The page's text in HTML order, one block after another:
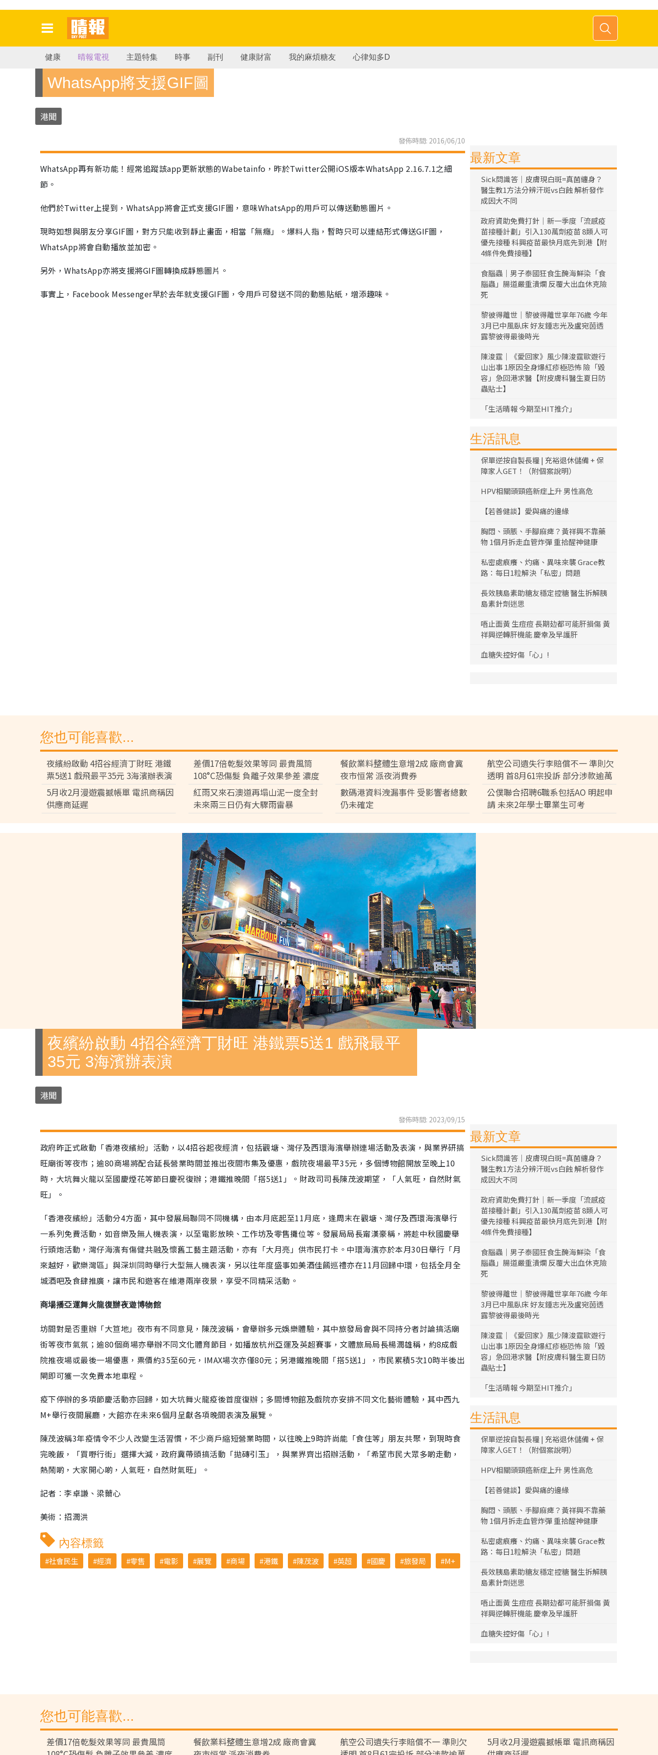
健康 晴報電視 主題特集 時事 副刊 健康財富 我的麻煩糖友 心律知多D
WhatsApp將支援GIF圖
港聞
發佈時間: 2016/06/10
WhatsApp再有新功能！經常追蹤該app更新狀態的Wabetainfo，昨於Twitter公開iOS版本WhatsApp 2.16.7.1之細
節。
他們於Twitter上提到，WhatsApp將會正式支援GIF圖，意味WhatsApp的用戶可以傳送動態圖片。
現時如想與朋友分享GIF圖，對方只能收到靜止畫面，相當「無癮」。爆料人指，暫時只可以連結形式傳送GIF圖，
WhatsApp將會自動播放並加密。
另外，WhatsApp亦將支援將GIF圖轉換成靜態圖片。
事實上，Facebook Messenger早於去年就支援GIF圖，令用戶可發送不同的動態貼紙，增添趣味。
最新文章
Sick問識答｜皮膚現白斑=真菌纏身？
醫生教1方法分辨汗斑vs白蝕 解析發作
成因大不同
政府資助免費打針｜新一季度「流感疫
苗接種計劃」引入130萬劑疫苗 8類人可
優先接種 科興疫苗最快月底先到港【附
4條件免費接種】
食腦蟲｜男子泰國狂食生醃海鮮染「食
腦蟲」腸道嚴重潰爛 反覆大出血休克險
死
黎彼得離世｜黎彼得離世享年76歲 今年
3月已中風臥床 好友鍾志光及盧宛茵透
露黎彼得最後時光
陳浚霆｜《愛回家》風少陳浚霆歐遊行
山出事 1原因全身爆紅疹極恐怖 險「毀
容」急回港求醫【附皮膚科醫生夏日防
蟲貼士】
「生活晴報 今期至HIT推介」
生活訊息
保單逆按自製長糧 | 充裕退休儲備 + 保
障家人GET！（附個案說明）
HPV相關頭頸癌新症上升 男性高危
【若善健談】愛與痛的邊緣
胸悶、頭脹、手腳麻痺？黃祥興不靠藥
物 1個月拆走血管炸彈 重拾醒神健康
私密處痕癢、灼痛、異味來襲 Grace教
路：每日1粒解決「私密」問題
長效胰島素助糖友穩定控糖 醫生拆解胰
島素針劑迷思
唔止面黃 生痘痘 長期攰都可能肝損傷 黃
祥興逆轉肝機能 慶幸及早護肝
血糖失控好傷「心」!
您也可能喜歡...
夜繽紛啟動 4招谷經濟丁財旺 港鐵
票5送1 戲飛最平35元 3海濱辦表演
差價17倍乾髮效果等同 最貴風筒
108°C恐傷髮 負離子效果參差 濃度
差逾百倍
餐飲業料整體生意增2成 廠商會冀
夜市恒常 派夜消費券
航空公司遺失行李賠償不一 準則欠
透明 首8月61宗投訴 部分涉款逾萬
元
5月收2月漫遊震撼帳單 電訊商稱因
供應商延遲
紅雨又來石澳道再塌山泥一度全封
未來兩三日仍有大驟雨雷暴
數碼港資料洩漏事件 受影響者總數
仍未確定
公僕聯合招聘6職系包括AO 明起申
請 未來2年學士畢業生可考
夜繽紛啟動 4招谷經濟丁財旺 港鐵票5送1 戲飛最平
35元 3海濱辦表演
港聞
發佈時間: 2023/09/15
政府昨正式啟動「香港夜繽紛」活動，以4招谷起夜經濟，包括觀塘、灣仔及西環海濱舉辦連場活動及表演，與業界研搞
旺廟街等夜市；逾80商場將配合延長營業時間並推出夜間市集及優惠，戲院夜場最平35元，多個博物館開放至晚上10
時，大坑舞火龍以至國慶煙花等節日慶祝復辦；港鐵推晚間「搭5送1」。財政司司長陳茂波期望，「人氣旺，自然財氣
旺」。
「香港夜繽紛」活動分4方面，其中發展局聯同不同機構，由本月底起至11月底，逢周末在觀塘、灣仔及西環海濱舉行
一系列免費活動，如音樂及無人機表演，以至電影放映、工作坊及零售攤位等。發展局局長甯漢豪稱，將趁中秋國慶舉
行頭炮活動，灣仔海濱有傷健共融及懷舊工藝主題活動，亦有「大月亮」供市民打卡。中環海濱亦於本月30日舉行「月
來越好，歡樂灣區」與深圳同時舉行大型無人機表演，另以往年度盛事如美酒佳餚巡禮亦在11月回歸中環，包括全月全
城酒吧及食肆推廣，讓市民和遊客在維港兩岸夜景，享受不同精采活動。
商場播亞運舞火龍復辦夜遊博物館
坊間對是否重辦「大笪地」夜市有不同意見，陳茂波稱，會舉辦多元娛樂體驗，其中旅發局會與不同持分者討論搞活廟
街等夜市氣氛；逾80個商場亦舉辦不同文化體育節目，如播放杭州亞運及英超賽事，文體旅局局長楊潤雄稱，約8成戲
院推夜場或最後一場優惠，票價約35至60元，IMAX場次亦僅80元；另港鐵推晚間「搭5送1」，市民累積5次10時半後出
閘即可獲一次免費本地車程。
疫下停辦的多項節慶活動亦回歸，如大坑舞火龍疫後首度復辦；多間博物館及戲院亦安排不同文化藝術體驗，其中西九
M+舉行夜間展廳，大館亦在未來6個月呈獻各項晚間表演及展覽。
陳茂波稱3年疫情令不少人改變生活習慣，不少商戶縮短營業時間，以往晚上9時許尚能「食住等」朋友共聚，到現時食
完晚飯，「買嘢行街」選擇大減，政府冀帶頭搞活動「拋磚引玉」，與業界齊出招辦活動，「希望市民大眾多啲走動，
熱鬧啲，大家開心啲，人氣旺，自然財氣旺」。
記者︰李卓謙、梁薾心
美術：招潤洪
內容標籤
社會民生 經濟 零售 電影 展覽 商場 港鐵 陳茂波 英超 國慶 旅發局 M+
最新文章
Sick問識答｜皮膚現白斑=真菌纏身？
醫生教1方法分辨汗斑vs白蝕 解析發作
成因大不同
政府資助免費打針｜新一季度「流感疫
苗接種計劃」引入130萬劑疫苗 8類人可
優先接種 科興疫苗最快月底先到港【附
4條件免費接種】
食腦蟲｜男子泰國狂食生醃海鮮染「食
腦蟲」腸道嚴重潰爛 反覆大出血休克險
死
黎彼得離世｜黎彼得離世享年76歲 今年
3月已中風臥床 好友鍾志光及盧宛茵透
露黎彼得最後時光
陳浚霆｜《愛回家》風少陳浚霆歐遊行
山出事 1原因全身爆紅疹極恐怖 險「毀
容」急回港求醫【附皮膚科醫生夏日防
蟲貼士】
「生活晴報 今期至HIT推介」
生活訊息
保單逆按自製長糧 | 充裕退休儲備 + 保
障家人GET！（附個案說明）
HPV相關頭頸癌新症上升 男性高危
【若善健談】愛與痛的邊緣
胸悶、頭脹、手腳麻痺？黃祥興不靠藥
物 1個月拆走血管炸彈 重拾醒神健康
私密處痕癢、灼痛、異味來襲 Grace教
路：每日1粒解決「私密」問題
長效胰島素助糖友穩定控糖 醫生拆解胰
島素針劑迷思
唔止面黃 生痘痘 長期攰都可能肝損傷 黃
祥興逆轉肝機能 慶幸及早護肝
血糖失控好傷「心」!
您也可能喜歡...
差價17倍乾髮效果等同 最貴風筒
餐飲業料整體生意增2成 廠商會冀
航空公司遺失行李賠償不一 準則欠
5月收2月漫遊震撼帳單 電訊商稱因